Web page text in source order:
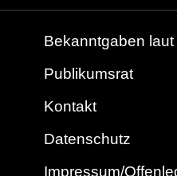
Bekanntgaben laut
Publikumsrat
Kontakt
Datenschutz
Impressum/